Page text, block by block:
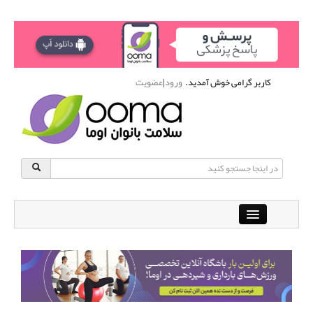
کاربر گرامی خوش آمدید.ورود|عضویت
باشگاه آنلاین ورزشی اوما
دانشنامه سلامت بانوان پرسش و پاسخ